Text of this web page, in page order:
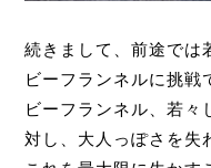
続きまして、前途では
ビーフランネルに挑戦
ビーフランネル、若々
対し、大人っぽさを失